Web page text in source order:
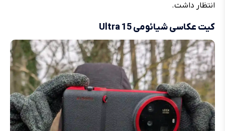
انتظار داشت.
کیت عکاسی شیائومی 15 Ultra